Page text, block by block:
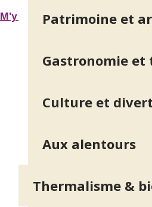
Patrimoine et
Gastronomie
Culture et
Aux alentours
Thermalisme &
M'y rendre